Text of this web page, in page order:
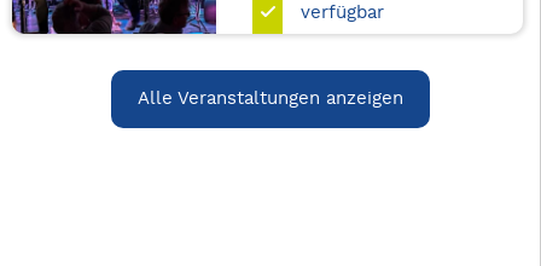
verfügbar
Alle Veranstaltungen anzeigen